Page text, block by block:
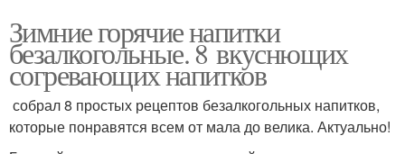
Зимние горячие напитки
безалкогольные. 8 вкуснющих
согревающих напитков
собрал 8 простых рецептов безалкогольных напитков,
которые понравятся всем от мала до велика. Актуально!